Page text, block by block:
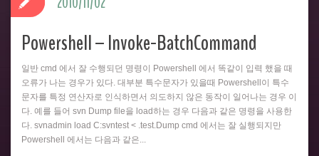
Powershell – Invoke-BatchCommand
일반 cmd 에서 잘 수행되던 명령이 Powershell 에서 똑같이 입력 했을 때
오류가 나는 경우가 있다. 대부분 특수문자가 있을때 Powershell이 특수
문자를 특정 연산자로 인식하면서 의도하지 않은 동작이 일어나는 경우 이
다. 예를 들어 svn Dump file을 load하는 경우 다음과 같은 명령을 사용한
다. svnadmin load C:svntest < .test.Dump cmd 에서는 잘 실행되지만
Powershell 에서는 다음과 같은...